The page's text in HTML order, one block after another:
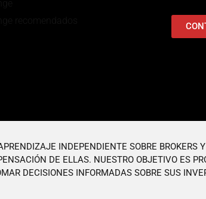
INDEPENDIENTE SOBRE
DE ELLAS. NUESTRO OBJETIVO ES
DECISIONES INFORMADAS SOBRE SUS